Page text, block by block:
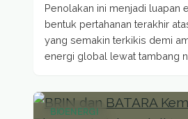
Penolakan ini menjadi luapan
bentuk pertahanan terakhir
yang semakin terkikis demi
energi global lewat tambang
BIOENERGI